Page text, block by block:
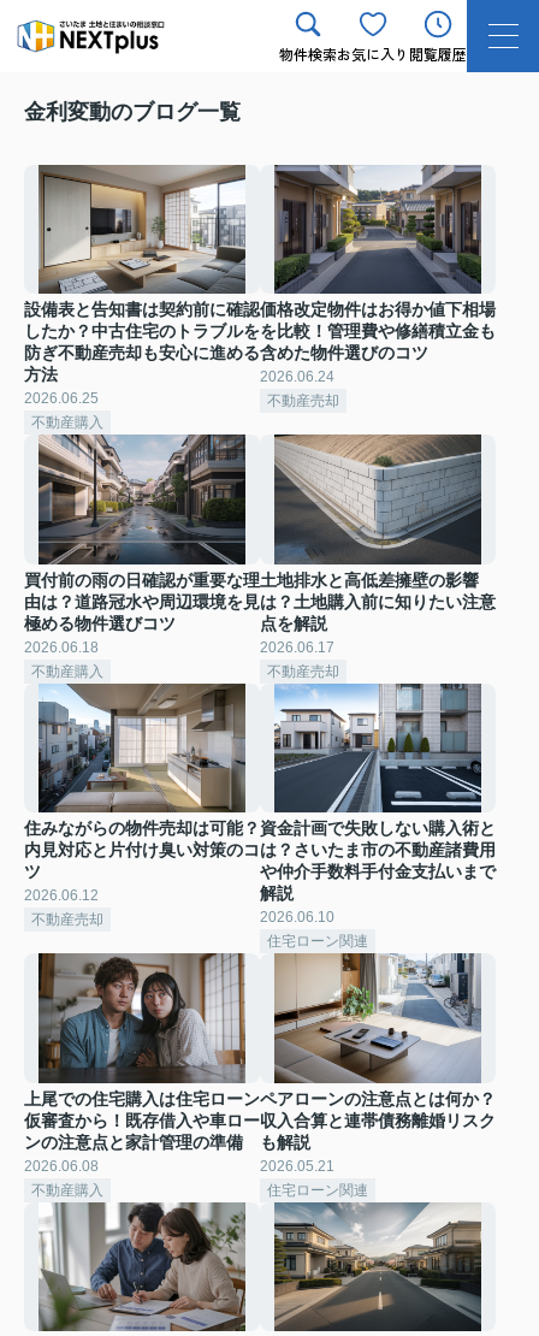
物件検索お気に入り 閲覧履歴
金利変動のブログ一覧
設備表と告知書は契約前に確認
したか？中古住宅のトラブルを
防ぎ不動産売却も安心に進める
方法
2026.06.25
不動産購入
価格改定物件はお得か値下相場
を比較！管理費や修繕積立金も
含めた物件選びのコツ
2026.06.24
不動産売却
買付前の雨の日確認が重要な理
由は？道路冠水や周辺環境を見
極める物件選びコツ
2026.06.18
不動産購入
土地排水と高低差擁壁の影響
は？土地購入前に知りたい注意
点を解説
2026.06.17
不動産売却
住みながらの物件売却は可能？
内見対応と片付け臭い対策のコ
ツ
2026.06.12
不動産売却
資金計画で失敗しない購入術と
は？さいたま市の不動産諸費用
や仲介手数料手付金支払いまで
解説
2026.06.10
住宅ローン関連
上尾での住宅購入は住宅ローン
仮審査から！既存借入や車ロー
ンの注意点と家計管理の準備
2026.06.08
不動産購入
ペアローンの注意点とは何か？
収入合算と連帯債務離婚リスク
も解説
2026.05.21
住宅ローン関連